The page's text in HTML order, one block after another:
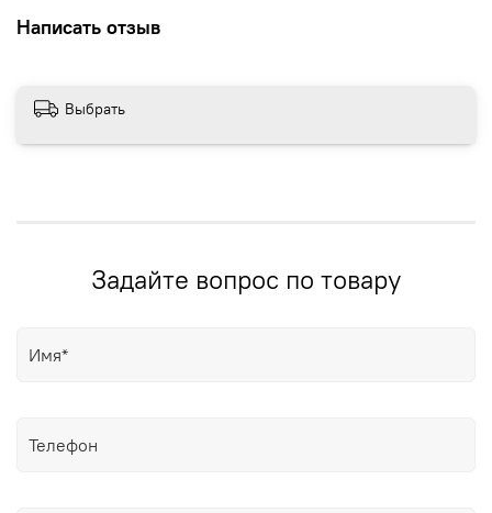
Написать отзыв
Выбрать
Задайте вопрос по товару